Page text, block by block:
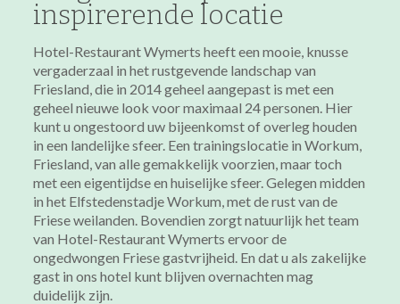
inspirerende locatie
Hotel-Restaurant Wymerts heeft een mooie, knusse
vergaderzaal in het rustgevende landschap van
Friesland, die in 2014 geheel aangepast is met een
geheel nieuwe look voor maximaal 24 personen. Hier
kunt u ongestoord uw bijeenkomst of overleg houden
in een landelijke sfeer. Een trainingslocatie in Workum,
Friesland, van alle gemakkelijk voorzien, maar toch
met een eigentijdse en huiselijke sfeer. Gelegen midden
in het Elfstedenstadje Workum, met de rust van de
Friese weilanden. Bovendien zorgt natuurlijk het team
van Hotel-Restaurant Wymerts ervoor de
ongedwongen Friese gastvrijheid. En dat u als zakelijke
gast in ons hotel kunt blijven overnachten mag
duidelijk zijn.